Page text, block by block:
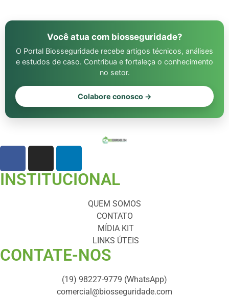
Você atua com biosseguridade?
O Portal Biosseguridade recebe artigos técnicos, análises
e estudos de caso. Contribua e fortaleça o conhecimento
no setor.
Colabore conosco →
INSTITUCIONAL
QUEM SOMOS
CONTATO
MÍDIA KIT
LINKS ÚTEIS
CONTATE-NOS ​
(19) 98227-9779 (WhatsApp)
comercial@biosseguridade.com